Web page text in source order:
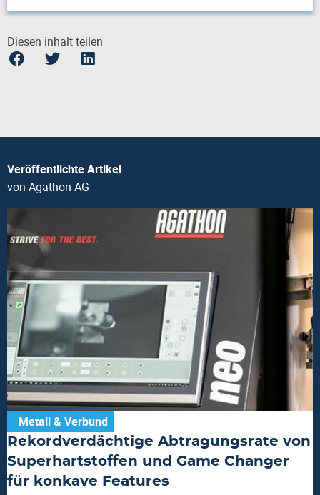
Diesen inhalt teilen
Veröffentlichte Artikel
von Agathon AG
Metall & Verbund
Rekordverdächtige Abtragungsrate von
Superhartstoffen und Game Changer
für konkave Features